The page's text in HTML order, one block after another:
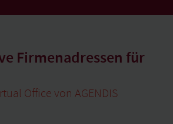
Firmenadressen für
Office von AGENDIS